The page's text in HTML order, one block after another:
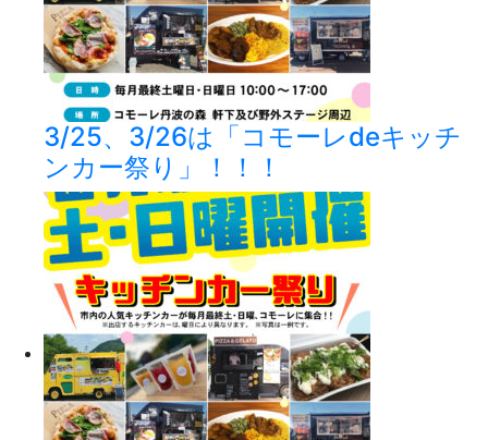
3/25、3/26は「コモーレdeキッチ
ンカー祭り」！！！